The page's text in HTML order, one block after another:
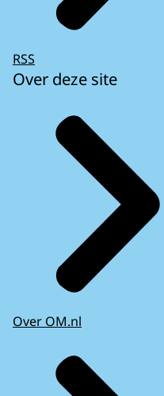
RSS
Over deze site
Over OM.nl